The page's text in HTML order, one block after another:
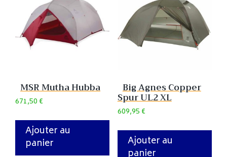
MSR Mutha Hubba
671,50€
Ajouter au
panier
Big Agnes Copper
Spur UL2 XL
609,95€
Ajouter au
panier